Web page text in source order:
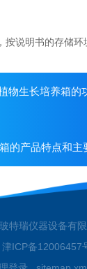
说明书的存储环
物生长培养箱的
的产品特点和主
特瑞仪器设备有
津ICP备12006457